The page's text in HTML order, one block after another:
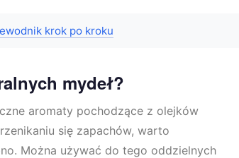
krok po kroku
mydeł?
aromaty pochodzące z olejków
się zapachów, warto
Można używać do tego oddzielnych